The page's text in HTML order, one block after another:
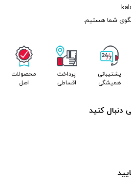
پشتیبانی
همیشگی
پرداخت
اقساطی
محصولات
اصل
دنبال کنید